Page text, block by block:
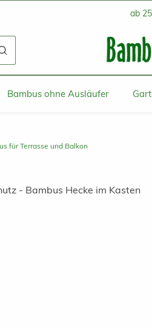
ab
Bambus ohne Ausläufer
für Terrasse und Balkon